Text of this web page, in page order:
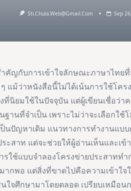
Sti.chula.web@gmail.com Sep
คัญกับการเข้าใจลักษณะภาษาไท
แม้ว่าหนังสือนี้ไม่ได้เน้นการใช้โค
ที่นิยมใช้ในปัจจุบัน แต่ผู้เขียนเชื่อว่า
านที่จำเป็น เพราะไม่ว่าจะเลือกใ
นปัญหาเดิม แนวทางการทำงานแบ
ะสาท แต่จะช่วยให้ผู้อ่านเห็นและเ
ใช้แบบจำลองโครงข่ายประสาทท
กพอ แต่สิ่งที่ขาดไปคือความเข้าใจ
ใจศึกษามาโดยตลอด เปรียบเหมือ